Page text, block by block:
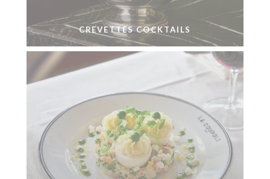
CREVETTES COCKTAILS